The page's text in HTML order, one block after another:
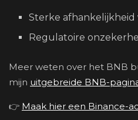
Sterke
Regulatoire
Meer weten over het BNB
mijn uitgebreide BNB-
👉 Maak hier een Binance-